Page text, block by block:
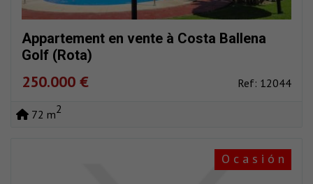
Appartement en vente à Costa Ballena
Golf (Rota)
250.000 € Ref: 12044
72 m2
O c a s i ó n